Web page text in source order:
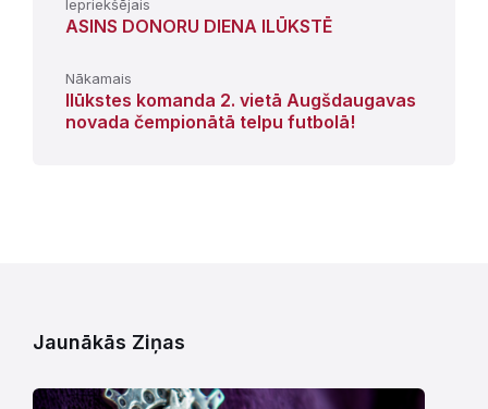
Iepriekšējais
ASINS DONORU DIENA ILŪKSTĒ
Nākamais
Ilūkstes komanda 2. vietā Augšdaugavas
novada čempionātā telpu futbolā!
Jaunākās Ziņas